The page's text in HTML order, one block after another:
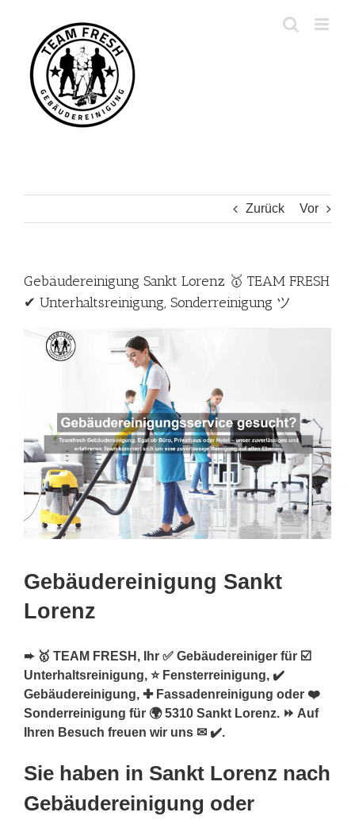
springen
Zurück Vor
Gebäudereinigung Sankt Lorenz 🥇 TEAM FRESH
✔ Unterhaltsreinigung, Sonderreinigung ツ
Gebäudereinigung Sankt
Lorenz
➨ 🥇 TEAM FRESH, Ihr ✅ Gebäudereiniger für ☑️
Unterhaltsreinigung, ⭐ Fensterreinigung, ✔️
Gebäudereinigung, ✚ Fassadenreinigung oder ❤️
Sonderreinigung für 🌍 5310 Sankt Lorenz. ⏩ Auf
Ihren Besuch freuen wir uns ✉ ✔️.
Sie haben in Sankt Lorenz nach
Gebäudereinigung oder